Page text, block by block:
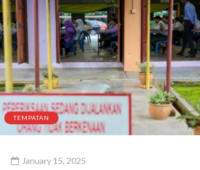
TEMPATAN
January 15, 2025